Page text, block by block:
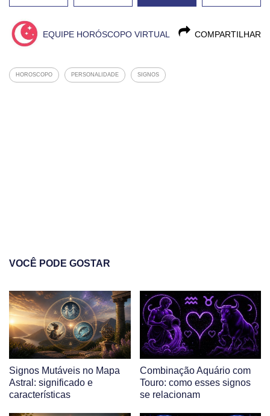
COMPARTILHAR
EQUIPE HORÓSCOPO VIRTUAL
HOROSCOPO PERSONALIDADE SIGNOS
VOCÊ PODE GOSTAR
Signos Mutáveis no Mapa
Astral: significado e
características
Combinação Aquário com
Touro: como esses signos
se relacionam